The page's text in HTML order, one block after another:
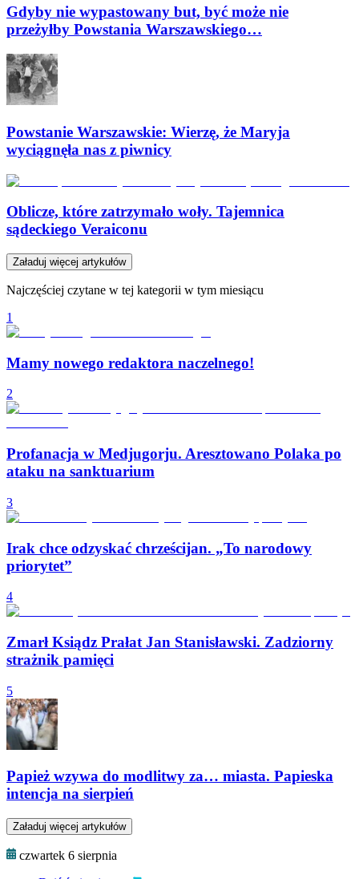
Gdyby nie wypastowany but, być może nie
przeżyłby Powstania Warszawskiego…
Powstanie Warszawskie: Wierzę, że Maryja
wyciągnęła nas z piwnicy
Oblicze, które zatrzymało woły. Tajemnica
sądeckiego Veraiconu
Załaduj więcej artykułów
Najczęściej czytane w tej kategorii w tym miesiącu
1
Mamy nowego redaktora naczelnego!
2
Profanacja w Medjugorju. Aresztowano Polaka po
ataku na sanktuarium
3
Irak chce odzyskać chrześcijan. „To narodowy
priorytet”
4
Zmarł Ksiądz Prałat Jan Stanisławski. Zadziorny
strażnik pamięci
5
Papież wzywa do modlitwy za… miasta. Papieska
intencja na sierpień
Załaduj więcej artykułów
czwartek 6 sierpnia